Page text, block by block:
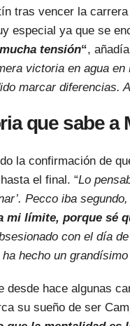
tras vencer la
especial ya que se
tensión“,
victoria en agua
marcar diferencias.
que sabe a
la confirmación de
el final. “Lo
Pecco iba
mi límite, porque sé
con el día
hecho un
desde hace algunas
su sueño de ser